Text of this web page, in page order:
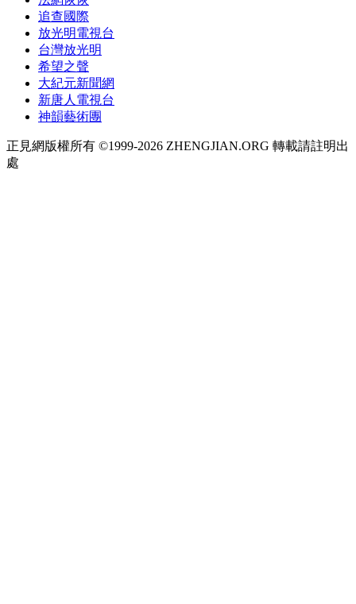
追查國際
放光明電視台
台灣放光明
希望之聲
大紀元新聞網
新唐人電視台
神韻藝術團
正見網版權所有 ©1999-2026 ZHENGJIAN.ORG 轉載請註明出
處